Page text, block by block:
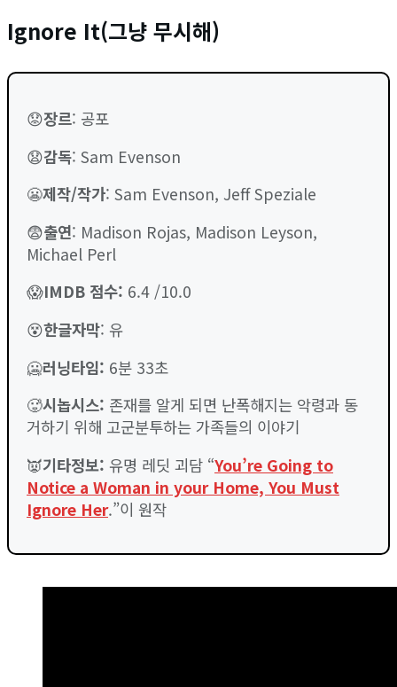
Ignore It(그냥 무시해)
😟장르: 공포
😧감독: Sam Evenson
😬제작/작가: Sam Evenson, Jeff Speziale
😨출연: Madison Rojas, Madison Leyson,
Michael Perl
😱IMDB 점수: 6.4 /10.0
😵한글자막: 유
🥶러닝타임: 6분 33초
🥵시놉시스: 존재를 알게 되면 난폭해지는 악령과 동
거하기 위해 고군분투하는 가족들의 이야기
👿기타정보: 유명 레딧 괴담 “You’re Going to
Notice a Woman in your Home, You Must
Ignore Her.”이 원작